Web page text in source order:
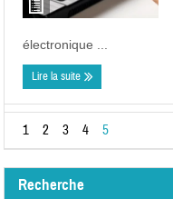
électronique ...
Lire la suite
1 2 3 4 5
Recherche